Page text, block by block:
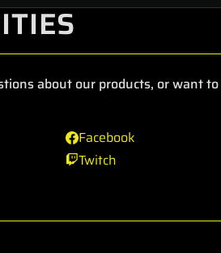
about our products, or want
Facebook
Twitch